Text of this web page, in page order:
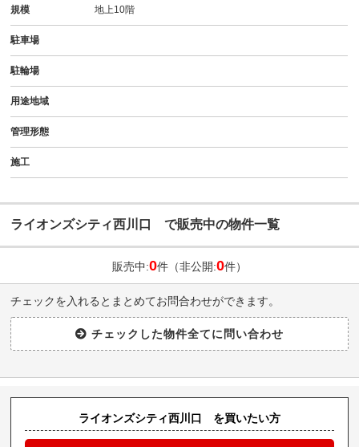
規模 地上10階
駐車場
駐輪場
用途地域
管理形態
施工
ライオンズシティ西川口 で販売中の物件一覧
販売中:0件（非公開:0件）
チェックを入れるとまとめてお問合わせができます。
ライオンズシティ西川口 を買いたい方